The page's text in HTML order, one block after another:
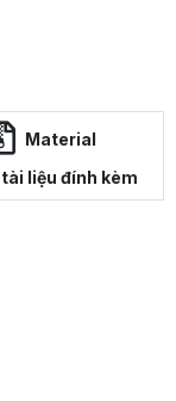
Material
tài liệu đính kèm